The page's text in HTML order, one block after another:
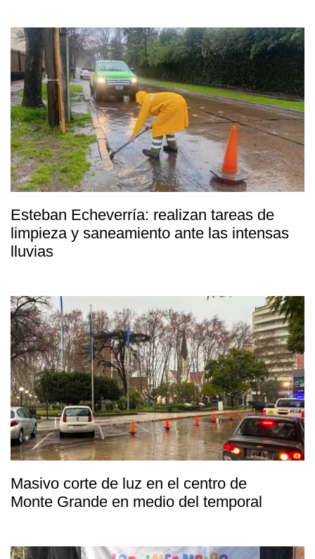
Esteban Echeverría: realizan tareas de
limpieza y saneamiento ante las intensas
lluvias
Masivo corte de luz en el centro de
Monte Grande en medio del temporal